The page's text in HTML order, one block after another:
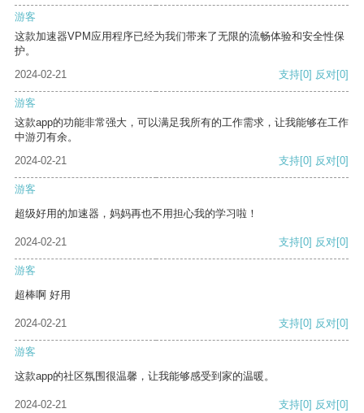
游客
这款加速器VPM应用程序已经为我们带来了无限的流畅体验和安全性保
护。
2024-02-21
支持[0] 反对[0]
游客
这款app的功能非常强大，可以满足我所有的工作需求，让我能够在工作
中游刃有余。
2024-02-21
支持[0] 反对[0]
游客
超级好用的加速器，妈妈再也不用担心我的学习啦！
2024-02-21 支持[0] 反对[0]
游客
超棒啊 好用
2024-02-21 支持[0] 反对[0]
游客
这款app的社区氛围很温馨，让我能够感受到家的温暖。
2024-02-21 支持[0] 反对[0]